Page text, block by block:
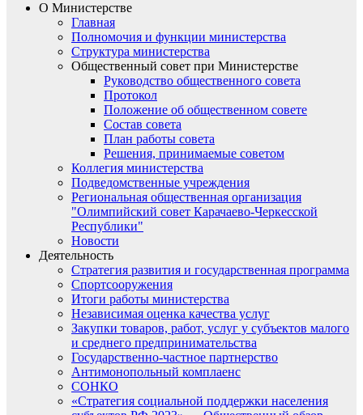
О Министерстве
Главная
Полномочия и функции министерства
Структура министерства
Общественный совет при Министерстве
Руководство общественного совета
Протокол
Положение об общественном совете
Состав совета
План работы совета
Решения, принимаемые советом
Коллегия министерства
Подведомственные учреждения
Региональная общественная организация
"Олимпийский совет Карачаево-Черкесской
Республики"
Новости
Деятельность
Стратегия развития и государственная программа
Спортсооружения
Итоги работы министерства
Независимая оценка качества услуг
Закупки товаров, работ, услуг у субъектов малого
и среднего предпринимательства
Государственно-частное партнерство
Антимонопольный комплаенс
СОНКО
«Стратегия социальной поддержки населения